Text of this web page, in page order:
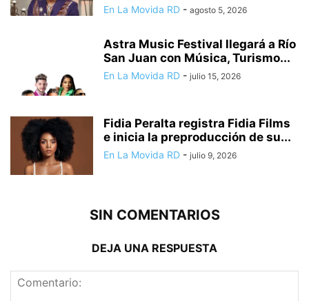
En La Movida RD - agosto 5, 2026
Astra Music Festival llegará a Río
San Juan con Música, Turismo...
En La Movida RD - julio 15, 2026
Fidia Peralta registra Fidia Films
e inicia la preproducción de su...
En La Movida RD - julio 9, 2026
SIN COMENTARIOS
DEJA UNA RESPUESTA